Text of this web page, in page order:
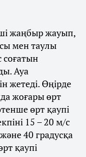
жаңбыр жауып,
мен таулы
соғатын
Ауа
жетеді. Өңірде
жоғары өрт
өрт қаупі
15 – 20 м/с
40 градусқа
қаупі